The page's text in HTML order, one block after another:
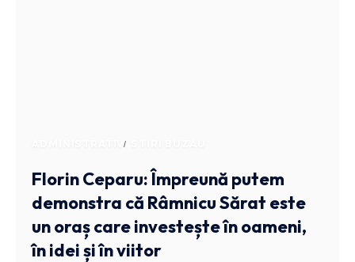
ADMINISTRATIV
Florin Ceparu: Împreună putem
demonstra că Râmnicu Sărat este
un oraș care investește în oameni,
în idei și în viitor